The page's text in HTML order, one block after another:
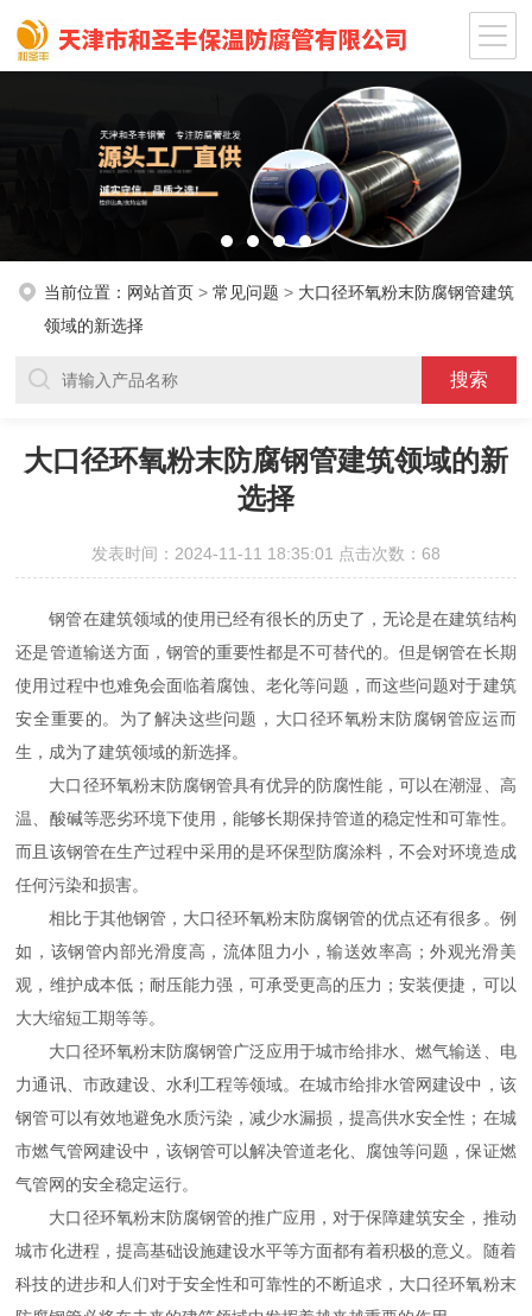
当前位置： 网站首页 > 常见问题 > 大口径环氧粉末防腐钢管建筑
领域的新选择
大口径环氧粉末防腐钢管建筑领域的新
选择
发表时间：2024-11-11 18:35:01 点击次数：68
钢管在建筑领域的使用已经有很长的历史了，无论是在建筑结构
还是管道输送方面，钢管的重要性都是不可替代的。但是钢管在长期
使用过程中也难免会面临着腐蚀、老化等问题，而这些问题对于建筑
安全重要的。为了解决这些问题，大口径环氧粉末防腐钢管应运而
生，成为了建筑领域的新选择。
大口径环氧粉末防腐钢管具有优异的防腐性能，可以在潮湿、高
温、酸碱等恶劣环境下使用，能够长期保持管道的稳定性和可靠性。
而且该钢管在生产过程中采用的是环保型防腐涂料，不会对环境造成
任何污染和损害。
相比于其他钢管，大口径环氧粉末防腐钢管的优点还有很多。例
如，该钢管内部光滑度高，流体阻力小，输送效率高；外观光滑美
观，维护成本低；耐压能力强，可承受更高的压力；安装便捷，可以
大大缩短工期等等。
大口径环氧粉末防腐钢管广泛应用于城市给排水、燃气输送、电
力通讯、市政建设、水利工程等领域。在城市给排水管网建设中，该
钢管可以有效地避免水质污染，减少水漏损，提高供水安全性；在城
市燃气管网建设中，该钢管可以解决管道老化、腐蚀等问题，保证燃
气管网的安全稳定运行。
大口径环氧粉末防腐钢管的推广应用，对于保障建筑安全，推动
城市化进程，提高基础设施建设水平等方面都有着积极的意义。随着
科技的进步和人们对于安全性和可靠性的不断追求，大口径环氧粉末